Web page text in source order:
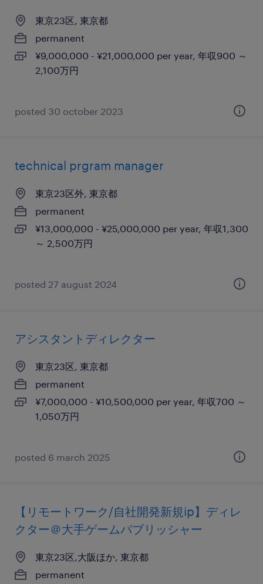
東京23区, 東京都
permanent
¥9,000,000 - ¥21,000,000 per year, 年収900 ～
2,100万円
posted 30 october 2023
technical prgram manager
東京23区外, 東京都
permanent
¥13,000,000 - ¥25,000,000 per year, 年収1,300
～ 2,500万円
posted 27 august 2024
アシスタントディレクター
東京23区, 東京都
permanent
¥7,000,000 - ¥10,500,000 per year, 年収700 ～
1,050万円
posted 6 march 2025
【リモートワーク/自社開発新規ip】ディレ
クター＠大手ゲームパブリッシャー
東京23区,大阪ほか, 東京都
permanent